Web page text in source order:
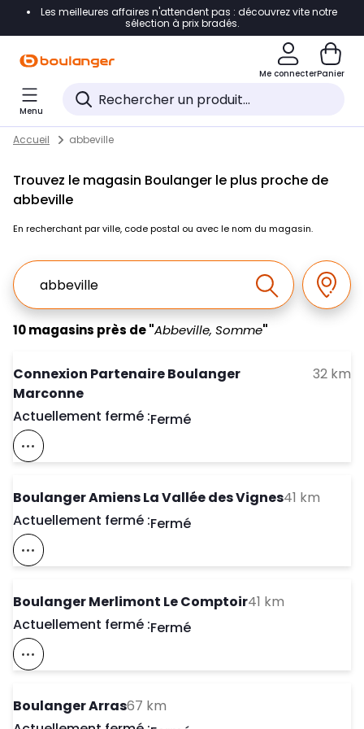
Accéder directement à la navigation
Accéder directement au pied de page
Accéder directement au chatbot
Les meilleures affaires n'attendent pas : découvrez vite notre
sélection à prix bradés.
Me connecterPanier
Menu
Skip to content
Return to Nav
Accueil abbeville
Trouvez le magasin Boulanger le plus proche de
abbeville
En recherchant par ville, code postal ou avec le nom du magasin.
Ville, Region, Code postal ou Ville & Pays
Effectuer la
10 magasins près de "Abbeville, Somme"
Connexion Partenaire Boulanger
Marconne
32 km
Actuellement fermé :Day of the Week
Fermé
Voir Ce Magasin Sur La Carte
Boulanger Amiens La Vallée des Vignes41 km
Actuellement fermé :Day of the Week
Fermé
Voir Ce Magasin Sur La Carte
Boulanger Merlimont Le Comptoir41 km
Actuellement fermé :Day of the Week
Fermé
Voir Ce Magasin Sur La Carte
Boulanger Arras67 km